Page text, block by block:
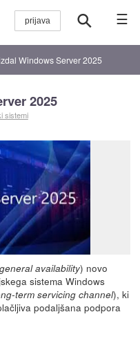
☰
Windows Server 2025
2025
sistemi
general availability) novo
sistema Windows
term servicing channel), ki
podaljšana podpora